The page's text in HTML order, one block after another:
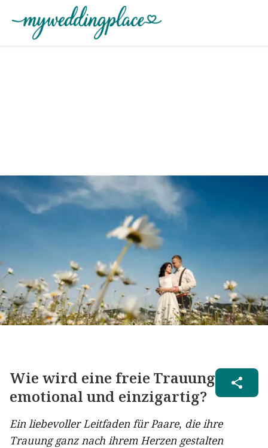
Wie wird eine freie Trauung
emotional und einzigartig?
Ein liebevoller Leitfaden für Paare, die ihre
Trauung ganz nach ihrem Herzen gestalten